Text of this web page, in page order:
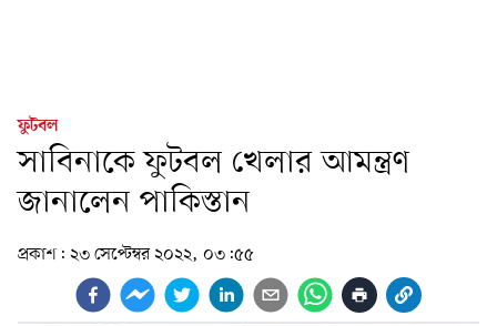
ফুটবল
সাবিনাকে ফুটবল খেলার আমন্ত্রণ
জানালেন পাকিস্তান
প্রকাশ: ২৩ সেপ্টেম্বর ২০২২, ০৩:৫৫